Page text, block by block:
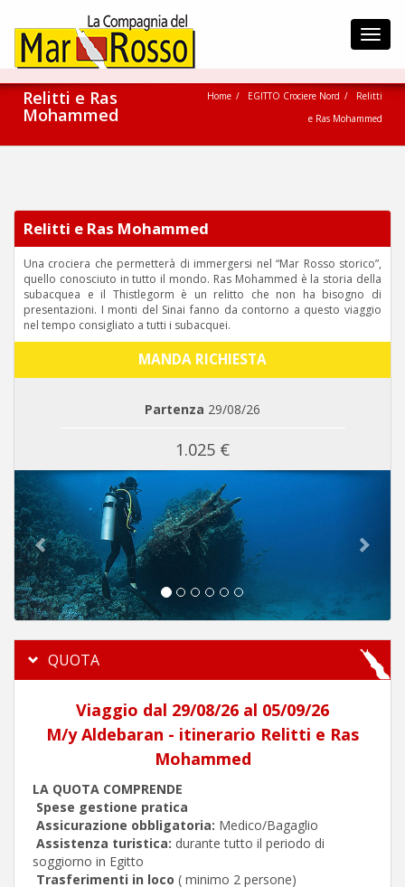
Relitti e Ras
Mohammed
Home EGITTO Crociere Nord
Relitti
e Ras Mohammed
Relitti e Ras Mohammed
Una crociera che permetterà di immergersi nel “Mar Rosso storico”,
quello conosciuto in tutto il mondo. Ras Mohammed è la storia della
subacquea e il Thistlegorm è un relitto che non ha bisogno di
presentazioni. I monti del Sinai fanno da contorno a questo viaggio
nel tempo consigliato a tutti i subacquei.
MANDA RICHIESTA
Partenza 29/08/26
1.025 €
Previous Next
QUOTA
Viaggio dal 29/08/26 al 05/09/26
M/y Aldebaran - itinerario Relitti e Ras
Mohammed
LA QUOTA COMPRENDE
Spese gestione pratica
Assicurazione obbligatoria: Medico/Bagaglio
Assistenza turistica: durante tutto il periodo di
soggiorno in Egitto
Trasferimenti in loco ( minimo 2 persone)